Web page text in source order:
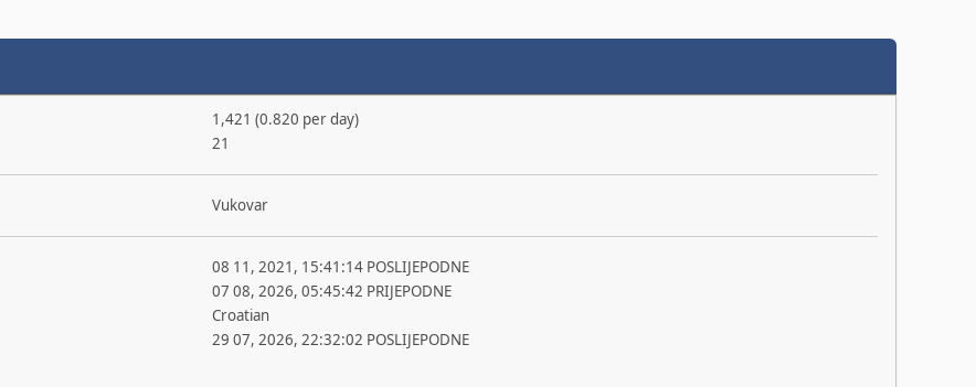
1,421 (0.820 per day)
21
Vukovar
08 11, 2021, 15:41:14 POSLIJEPODNE
07 08, 2026, 05:45:42 PRIJEPODNE
Croatian
29 07, 2026, 22:32:02 POSLIJEPODNE